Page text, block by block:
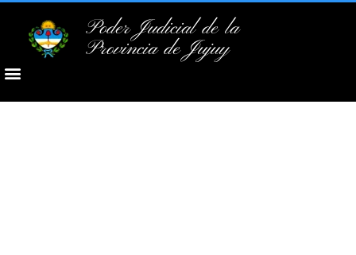
Poder Judicial de la
Provincia de Jujuy